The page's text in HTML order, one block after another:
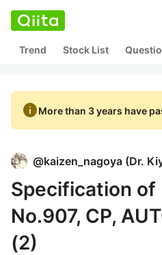
Trend Stock List
infoMore than 3 years have
@kaizen_nagoya (Dr.
Specification of
No.907, CP,
(2)